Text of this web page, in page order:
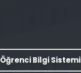
Öğrenci Bilgi Sistemi